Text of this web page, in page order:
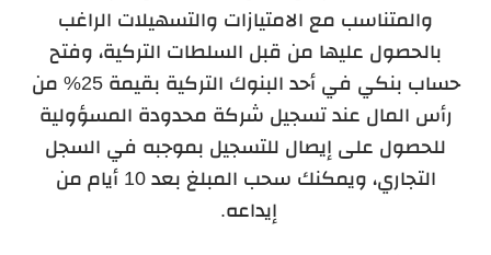
والمتناسب مع الامتيازات والتسهيلات الراغب
بالحصول عليها من قبل السلطات التركية، وفتح
حساب بنكي في أحد البنوك التركية بقيمة 25% من
رأس المال عند تسجيل شركة محدودة المسؤولية
للحصول على إيصال للتسجيل بموجبه في السجل
التجاري، ويمكنك سحب المبلغ بعد 10 أيام من
إيداعه.